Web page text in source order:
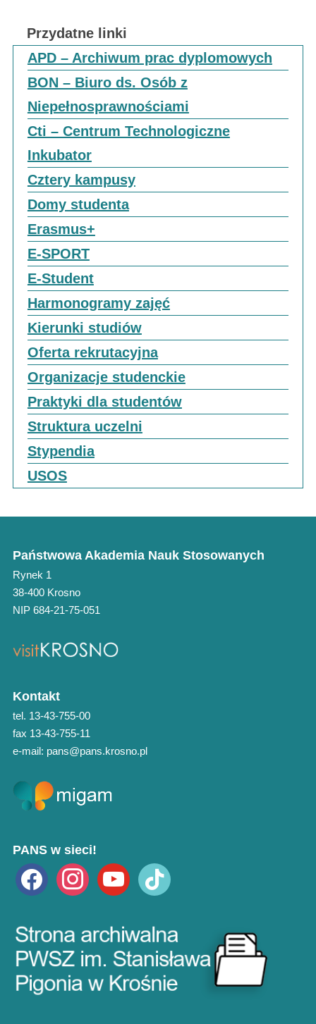
Przydatne linki
APD – Archiwum prac dyplomowych
BON – Biuro ds. Osób z
Niepełnosprawnościami
Cti – Centrum Technologiczne
Inkubator
Cztery kampusy
Domy studenta
Erasmus+
E-SPORT
E-Student
Harmonogramy zajęć
Kierunki studiów
Oferta rekrutacyjna
Organizacje studenckie
Praktyki dla studentów
Struktura uczelni
Stypendia
USOS
Państwowa Akademia Nauk Stosowanych
Rynek 1
38-400 Krosno
NIP 684-21-75-051
Kontakt
tel. 13-43-755-00
fax 13-43-755-11
e-mail: pans@pans.krosno.pl
PANS w sieci!
facebook instagramyoutube tiktok